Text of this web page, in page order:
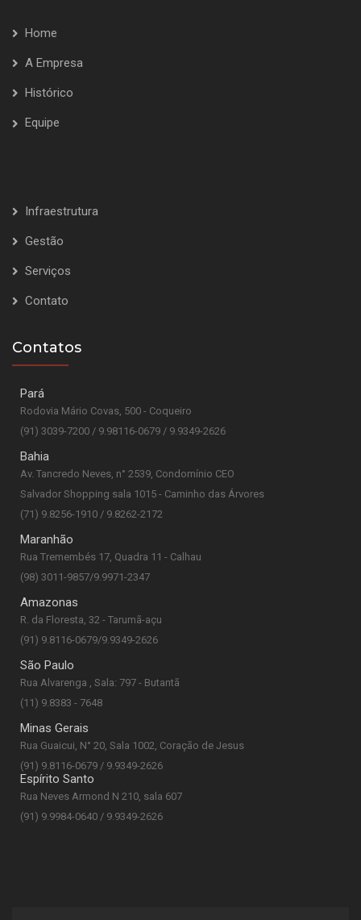
Home
A Empresa
Histórico
Equipe
Infraestrutura
Gestão
Serviços
Contato
Contatos
Pará
Rodovia Mário Covas, 500 - Coqueiro
(91) 3039-7200 / 9.98116-0679 / 9.9349-2626
Bahia
Av. Tancredo Neves, n° 2539, Condomínio CEO
Salvador Shopping sala 1015 - Caminho das Árvores
(71) 9.8256-1910 / 9.8262-2172
Maranhão
Rua Tremembés 17, Quadra 11 - Calhau
(98) 3011-9857/9.9971-2347
Amazonas
R. da Floresta, 32 - Tarumã-açu
(91) 9.8116-0679/9.9349-2626
São Paulo
Rua Alvarenga , Sala: 797 - Butantã
(11) 9.8383 - 7648
Minas Gerais
Rua Guaicui, N° 20, Sala 1002, Coração de Jesus
(91) 9.8116-0679 / 9.9349-2626
Espírito Santo
Rua Neves Armond N 210, sala 607
(91) 9.9984-0640 / 9.9349-2626